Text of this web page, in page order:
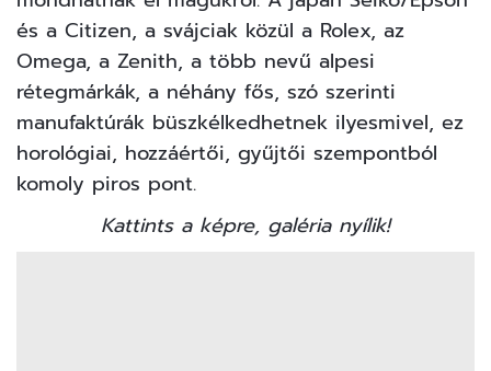
és a Citizen, a svájciak közül a Rolex, az
Omega, a Zenith, a több nevű alpesi
rétegmárkák, a néhány fős, szó szerinti
manufaktúrák büszkélkedhetnek ilyesmivel, ez
horológiai, hozzáértői, gyűjtői szempontból
komoly piros pont.
Kattints a képre, galéria nyílik!